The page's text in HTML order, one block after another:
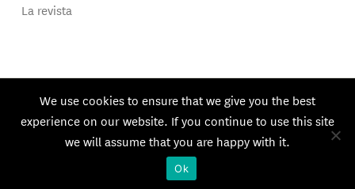
La revista
© 2026 GEG. Todos los derechos reservados.
We use cookies to ensure that we give you the best
experience on our website. If you continue to use this site
we will assume that you are happy with it.
Ok